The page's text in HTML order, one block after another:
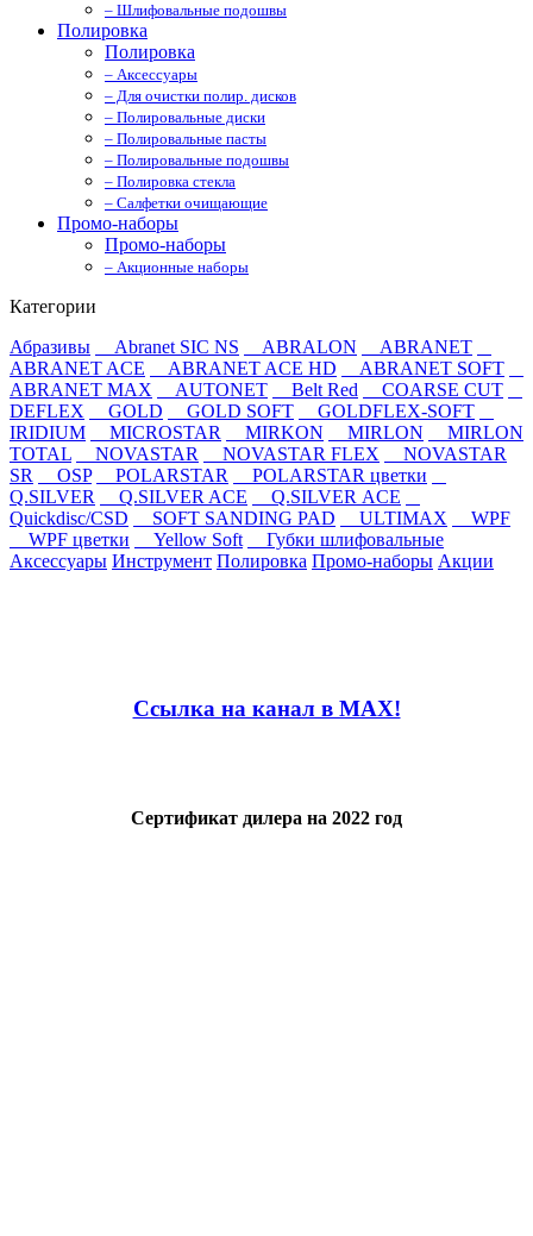
– Шлифовальные подошвы
Полировка
Полировка
– Аксессуары
– Для очистки полир. дисков
– Полировальные диски
– Полировальные пасты
– Полировальные подошвы
– Полировка стекла
– Салфетки очищающие
Промо-наборы
Промо-наборы
– Акционные наборы
Категории
Абразивы
Abranet SIC NS ABRALON
ABRANET
ABRANET ACE
ABRANET ACE HD
ABRANET SOFT
ABRANET MAX
AUTONET Belt Red
COARSE CUT
DEFLEX
GOLD GOLD SOFT
GOLDFLEX-SOFT
IRIDIUM
MICROSTAR MIRKON MIRLON
MIRLON
TOTAL
NOVASTAR NOVASTAR FLEX
NOVASTAR
SR
OSP POLARSTAR
POLARSTAR цветки
Q.SILVER
Q.SILVER ACE
Q.SILVER ACE
Quickdisc/CSD
SOFT SANDING PAD ULTIMAX
WPF
WPF цветки
Yellow Soft
Губки шлифовальные
Аксессуары Инструмент Полировка Промо-наборы Акции
Ссылка на канал в MAX!
Сертификат дилера на 2022 год